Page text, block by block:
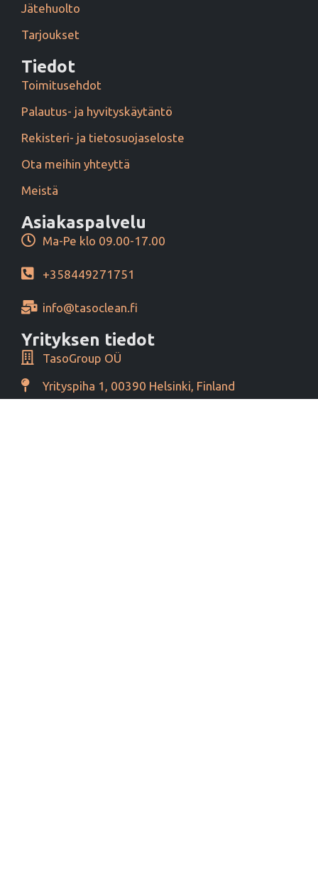
Jätehuolto
Tarjoukset
Tiedot
Toimitusehdot
Palautus- ja hyvityskäytäntö
Rekisteri- ja tietosuojaseloste
Ota meihin yhteyttä
Meistä
Asiakaspalvelu
Ma-Pe klo 09.00-17.00
+358449271751
info@tasoclean.fi
Yrityksen tiedot
TasoGroup OÜ
Yrityspiha 1, 00390 Helsinki, Finland